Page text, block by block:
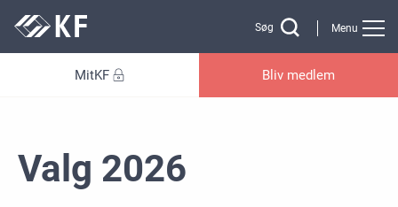
Menu
Søg
MitKF Bliv medlem
Valg 2026